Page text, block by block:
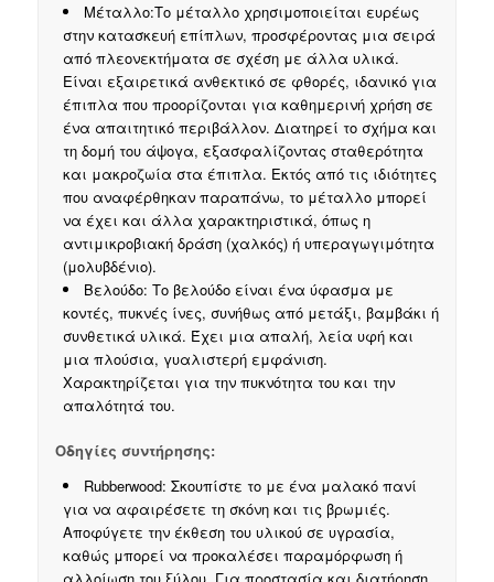
Μέταλλο:Το μέταλλο χρησιμοποιείται ευρέως
στην κατασκευή επίπλων, προσφέροντας μια σειρά
από πλεονεκτήματα σε σχέση με άλλα υλικά.
Είναι εξαιρετικά ανθεκτικό σε φθορές, ιδανικό για
έπιπλα που προορίζονται για καθημερινή χρήση σε
ένα απαιτητικό περιβάλλον. Διατηρεί το σχήμα και
τη δομή του άψογα, εξασφαλίζοντας σταθερότητα
και μακροζωία στα έπιπλα. Εκτός από τις ιδιότητες
που αναφέρθηκαν παραπάνω, το μέταλλο μπορεί
να έχει και άλλα χαρακτηριστικά, όπως η
αντιμικροβιακή δράση (χαλκός) ή υπεραγωγιμότητα
(μολυβδένιο).
Βελούδο: Το βελούδο είναι ένα ύφασμα με
κοντές, πυκνές ίνες, συνήθως από μετάξι, βαμβάκι ή
συνθετικά υλικά. Έχει μια απαλή, λεία υφή και
μια πλούσια, γυαλιστερή εμφάνιση.
Χαρακτηρίζεται για την πυκνότητα του και την
απαλότητά του.
Οδηγίες συντήρησης:
Rubberwood: Σκουπίστε το με ένα μαλακό πανί
για να αφαιρέσετε τη σκόνη και τις βρωμιές.
Aποφύγετε την έκθεση του υλικού σε υγρασία,
καθώς μπορεί να προκαλέσει παραμόρφωση ή